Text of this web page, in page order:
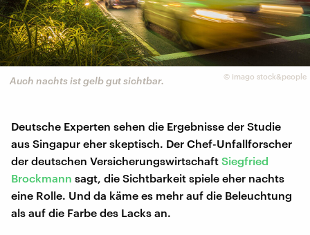
© imago stock&people
Auch nachts ist gelb gut sichtbar.
Deutsche Experten sehen die Ergebnisse der Studie
aus Singapur eher skeptisch. Der Chef-Unfallforscher
der deutschen Versicherungswirtschaft Siegfried
Brockmann sagt, die Sichtbarkeit spiele eher nachts
eine Rolle. Und da käme es mehr auf die Beleuchtung
als auf die Farbe des Lacks an.